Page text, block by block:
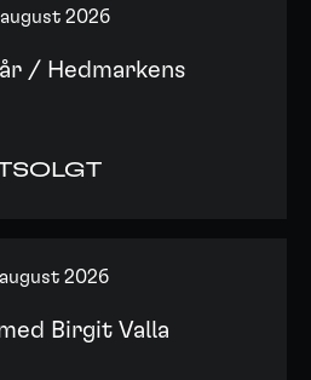
2026
/ Hedmarkens
2026
Birgit Valla